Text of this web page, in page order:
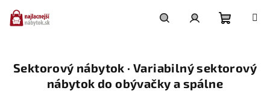
obsah
košík
Sektorový nábytok · Variabilný sektorový
nábytok do obývačky a spálne